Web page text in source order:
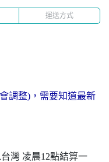
運送方式
調整)，需要知道最新
灣 凌晨12點結算一